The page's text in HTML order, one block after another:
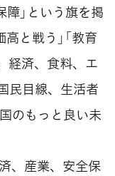
」という旗を掲
と戦う」「教育
経済、食料、エ
民目線、生活者
のもっと良い未
、産業、安全保